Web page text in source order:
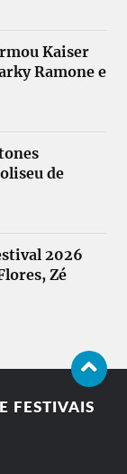
Kaiser
Ramone e
de
2026
Zé
FESTIVAIS